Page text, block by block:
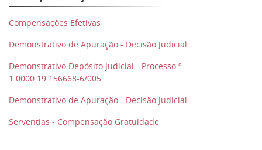
Compensações Efetivas
Demonstrativo de Apuração - Decisão Judicial
Demonstrativo Depósito Judicial - Processo º
1.0000.19.156668-6/005
Demonstrativo de Apuração - Decisão Judicial
Serventias - Compensação Gratuidade